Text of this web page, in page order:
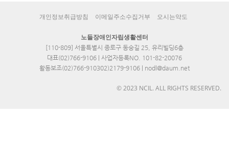
개인정보취급방침 이메일주소수집거부 오시는약도
노들장애인자립생활센터
[110-809] 서울특별시 종로구 동숭길 25, 유리빌딩6층
대표(02)766-9106 | 사업자등록NO. 101-82-20076
활동보조(02)766-910302)2179-9106 | nodl@daum.net
© 2023 NCIL. ALL RIGHTS RESERVED.